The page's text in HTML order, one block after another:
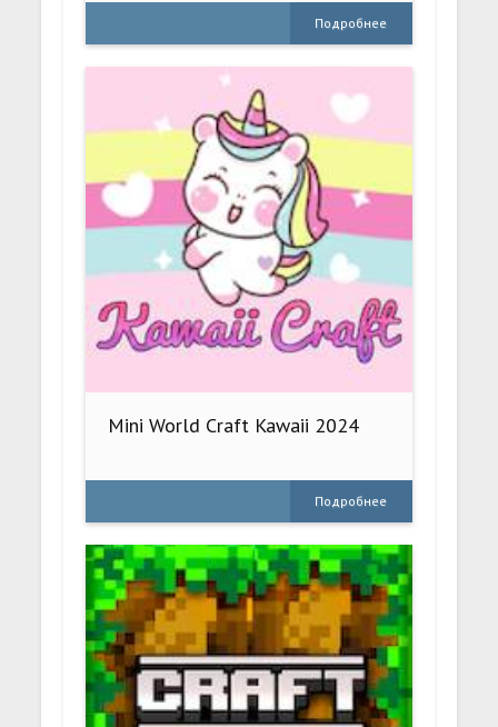
Подробнее
Mini World Craft Kawaii 2024
Подробнее